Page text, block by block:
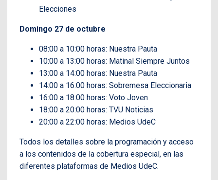
Elecciones
Domingo 27 de octubre
08:00 a 10:00 horas: Nuestra Pauta
10:00 a 13:00 horas: Matinal Siempre Juntos
13:00 a 14:00 horas: Nuestra Pauta
14:00 a 16:00 horas: Sobremesa Eleccionaria
16:00 a 18:00 horas: Voto Joven
18:00 a 20:00 horas: TVU Noticias
20:00 a 22:00 horas: Medios UdeC
Todos los detalles sobre la programación y acceso
a los contenidos de la cobertura especial, en las
diferentes plataformas de Medios UdeC.